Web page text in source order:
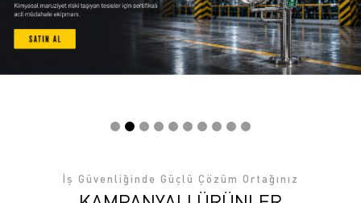
İş Güvenliğinde Güçlü Çözüm Ortağınız